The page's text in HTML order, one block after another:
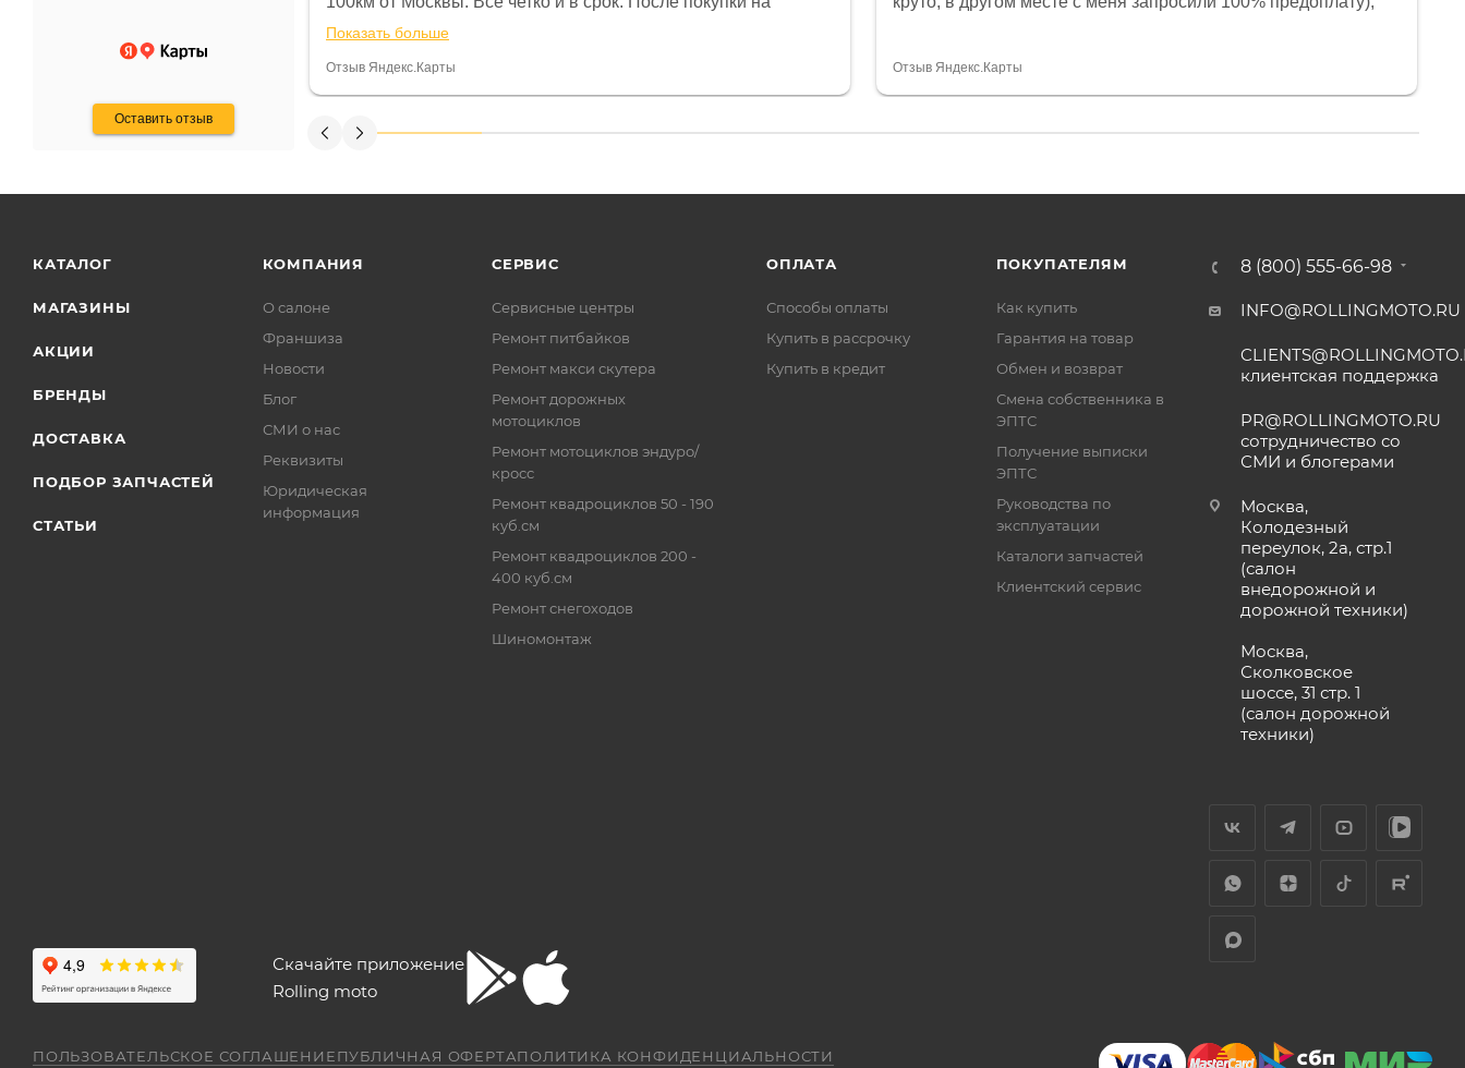
Оставить отзыв
спидометре всегда был 0, при этом представители магазина
постоянно были на связи и в итоге проблема была решена.
Считаю, что это говорит о небезразличии к клиенту после
Показать больше
Отзыв Яндекс.Карты
спасибо отдельное, всегда на связи, очень детально всё
Отзыв Яндекс.Карты
КАТАЛОГ
МАГАЗИНЫ
АКЦИИ
БРЕНДЫ
ДОСТАВКА
ПОДБОР ЗАПЧАСТЕЙ
СТАТЬИ
КОМПАНИЯ
О салоне
Франшиза
Новости
Блог
СМИ о нас
Реквизиты
Юридическая
информация
СЕРВИС
Сервисные центры
Ремонт питбайков
Ремонт макси скутера
Ремонт дорожных
мотоциклов
Ремонт мотоциклов эндуро/
кросс
Ремонт квадроциклов 50 - 190
куб.см
Ремонт квадроциклов 200 -
400 куб.см
Ремонт снегоходов
Шиномонтаж
ОПЛАТА
Способы оплаты
Купить в рассрочку
Купить в кредит
ПОКУПАТЕЛЯМ
Как купить
Гарантия на товар
Обмен и возврат
Смена собственника в
ЭПТС
Получение выписки
ЭПТС
Руководства по
эксплуатации
Каталоги запчастей
Клиентский сервис
8 (800) 555-66-98
INFO@ROLLINGMOTO.RU
клиентская поддержка
PR@ROLLINGMOTO.RU
сотрудничество со
СМИ и блогерами
Москва,
Колодезный
переулок, 2а, стр.1
(салон
внедорожной и
дорожной техники)
Москва,
Сколковское
шоссе, 31 стр. 1
(салон дорожной
техники)
Скачайте приложение
Rolling moto
ПОЛЬЗОВАТЕЛЬСКОЕ СОГЛАШЕНИЕПУБЛИЧНАЯ ОФЕРТАПОЛИТИКА КОНФИДЕНЦИАЛЬНОСТИ